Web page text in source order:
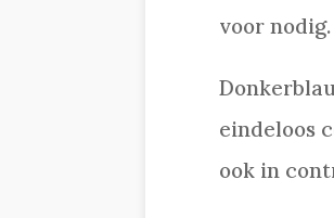
voor
eindeloos
ook in